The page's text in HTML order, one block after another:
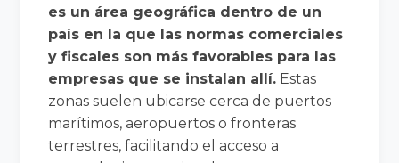
es un área geográfica dentro de un
país en la que las normas comerciales
y fiscales son más favorables para las
empresas que se instalan allí. Estas
zonas suelen ubicarse cerca de puertos
marítimos, aeropuertos o fronteras
terrestres, facilitando el acceso a